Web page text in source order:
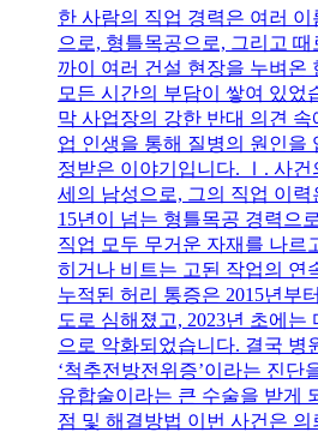
한 사람의 직업 경력은 여러
으로, 형틀목공으로, 그리고
까이 여러 건설 현장을 누벼온
모든 시간의 부담이 쌓여 있었
막 사업장의 강한 반대 의견
업 인생을 통해 질병의 원인을
정받은 이야기입니다. Ⅰ. 사건
세의 남성으로, 그의 직업 이
15년이 넘는 형틀목공 경력으
직업 모두 무거운 자재를 나르
히거나 비트는 고된 작업의 연
누적된 허리 통증은 2015년부
도로 심해졌고, 2023년 초에
으로 악화되었습니다. 결국 병
‘척추전방전위증’이라는 진단
유합술이라는 큰 수술을 받게
점 및 해결방법 이번 사건은 의